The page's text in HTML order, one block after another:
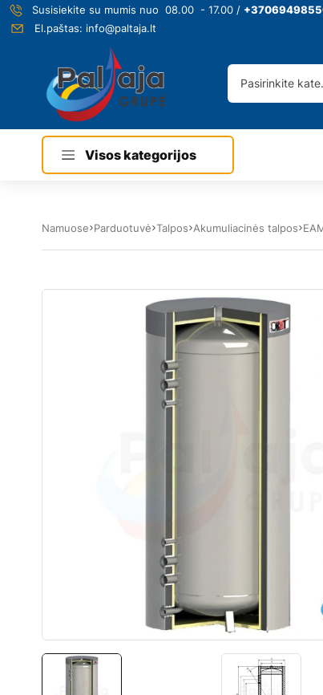
Susisiekite su mumis nuo 08.00 - 17.00 /
El.paštas: info@paltaja.lt
Visos kategorijos
Namuose Parduotuvė Talpos Akumuliacinės talpos